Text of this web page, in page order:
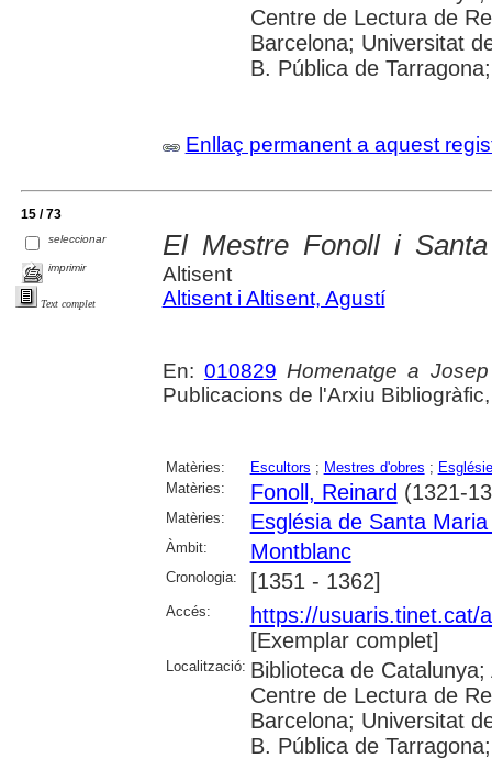
Centre de Lectura de
Barcelona; Universitat
B. Pública de
Enllaç permanent a aquest
15 / 73
seleccionar
imprimir
Text complet
El Mestre Fonoll i
Altisent
Altisent i Altisent, Agustí
En: 010829 Homenatge a
Publicacions de l'Arxiu
Matèries: Escultors ; Mestres d'obres ;
Matèries:
Fonoll, Reinard (1321-
Matèries: Església de Santa
Àmbit: Montblanc
Cronologia: [1351 - 1362]
Accés:
https://usuaris.tinet.cat/
[Exemplar complet]
Localització: Biblioteca de
Centre de Lectura de
Barcelona; Universitat
B. Pública de